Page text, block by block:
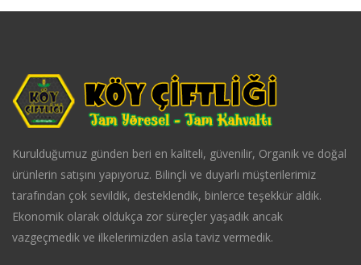
Kurulduğumuz günden beri en kaliteli, güvenilir, Organik ve doğal
ürünlerin satışını yapıyoruz. Bilinçli ve duyarlı müşterilerimiz
tarafından çok sevildik, desteklendik, binlerce teşekkür aldık.
Ekonomik olarak oldukça zor süreçler yaşadık ancak
vazgeçmedik ve ilkelerimizden asla taviz vermedik.